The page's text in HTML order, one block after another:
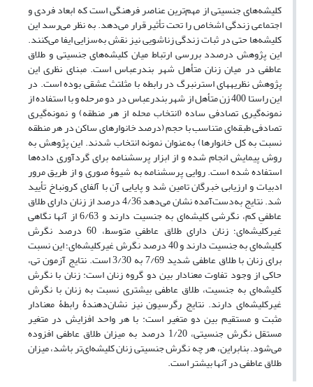
کلیشه‌های جنسیتی از مهمترین عناصر فرهنگی‌ است که ابعاد فردی و
اجتماعی زندگی اشخاص را تحت تأثیر قرار می‌دهد. به نظر می‌رسد این
کلیشه‌ها حتی در ثبات زندگی زناشویی نیز نقش به‌سزایی ایفا می‌کنند.
این پژوهش درصدد بررسی ارتباط میان کلیشه‌های جنسیتی و طلاق
عاطفی در میان زنان متأهل شهر بندرعباس است. مبنای نظری این
پژوهش نظریه­های استرنبرگ در رابطه با مثلتث عشقی بوده است. در
این راستا 400 زن متأهل از شهر بندرعباس در دو مرحله و با استفاده از
نمونه‌گیری تصادفی ساده (انتخاب محله از هر منطقه) و نمونه‌گیری
تصادفی طبقه‌ای متناسب با حجم (درصد خانوارهای ساکن در هر منطقه
نسبت به کل خانوارها) به‌عنوان نمونه انتخاب شدند. این پژوهش به
روش پیمایش انجام شده و از ابزار پرسشنامه برای گردآوری داده‌ها
استفاده شده است. روایی پرسشنامه به شیوۀ صوری و از طریق مرور
ادبیات و ارزیابی خبرگان تامین شد و پایایی آن با آلفای کرونباخ تأیید
شد. نتایج به‌دست آمده نشان می‌دهد 4/36 درصد از زنان دارای طلاق
عاطفیِ کم، نگرشی کلیشه‌ای به جنسیت دارند و 6/63 از آنها نگاهی
غیرکلیشه‌ای؛ زنان دارای طلاق عاطفیِ متوسط، 60 درصد نگرش
کلیشه‌ای به جنسیت دارند و 40 درصد نگرش غیرکلیشه‌ای؛ این نسبت
برای زنان با طلاق عاطفی شدید 7/69 به 3/30 است. نتایج آزمون تی،
حاکی از وجود تفاوت معنادار بین دو گروه زنان است: زنان با نگرش
کلیشه‌ای به جنسیت، طلاق عاطفی بیشتری نسبت به زنان با نگرش
غیرکلیشه‌ای دارند. نتایج رگرسیون نیز نشان‌دهندۀ رابطۀ معنادار
مثبت و مستقیم بین دو متغیر است: با هر واحد افزایش در متغیر
مستقل نگرش جنسیتی، 1/20 درصد به میزان طلاق عاطفی افزوده
می‌شود. بنابراین، هر چه نگرش جنسیتی زنان کلیشه‌ای‌تر باشد، میزان
طلاق عاطفی در آنها بیشتر است.